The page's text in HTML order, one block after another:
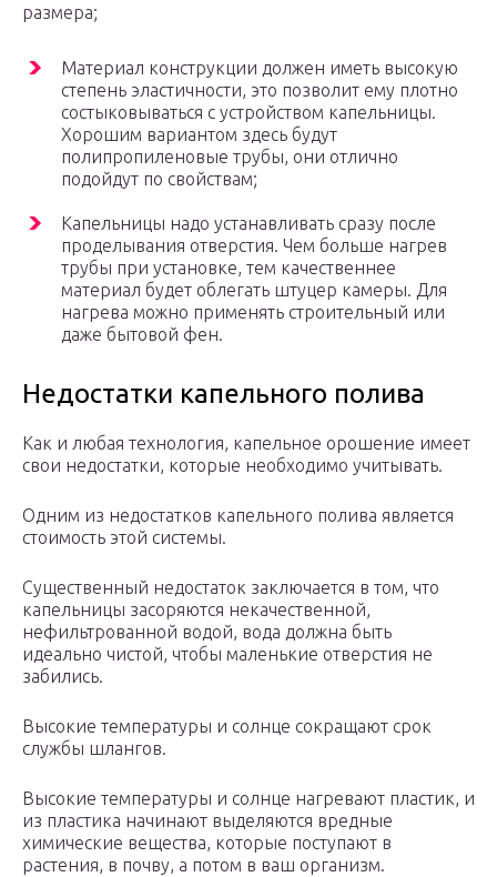
размера;
Материал конструкции должен иметь высокую
степень эластичности, это позволит ему плотно
состыковываться с устройством капельницы.
Хорошим вариантом здесь будут
полипропиленовые трубы, они отлично
подойдут по свойствам;
Капельницы надо устанавливать сразу после
проделывания отверстия. Чем больше нагрев
трубы при установке, тем качественнее
материал будет облегать штуцер камеры. Для
нагрева можно применять строительный или
даже бытовой фен.
Недостатки капельного полива
Как и любая технология, капельное орошение имеет
свои недостатки, которые необходимо учитывать.
Одним из недостатков капельного полива является
стоимость этой системы.
Существенный недостаток заключается в том, что
капельницы засоряются некачественной,
нефильтрованной водой, вода должна быть
идеально чистой, чтобы маленькие отверстия не
забились.
Высокие температуры и солнце сокращают срок
службы шлангов.
Высокие температуры и солнце нагревают пластик, и
из пластика начинают выделяются вредные
химические вещества, которые поступают в
растения, в почву, а потом в ваш организм.